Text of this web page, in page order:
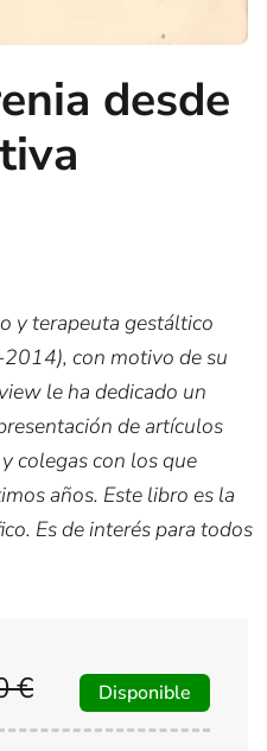
desde
y terapeuta gestáltico
con motivo de su
le ha dedicado un
de artículos
colegas con los que
años. Este libro es la
Es de interés para todos
€ Disponible